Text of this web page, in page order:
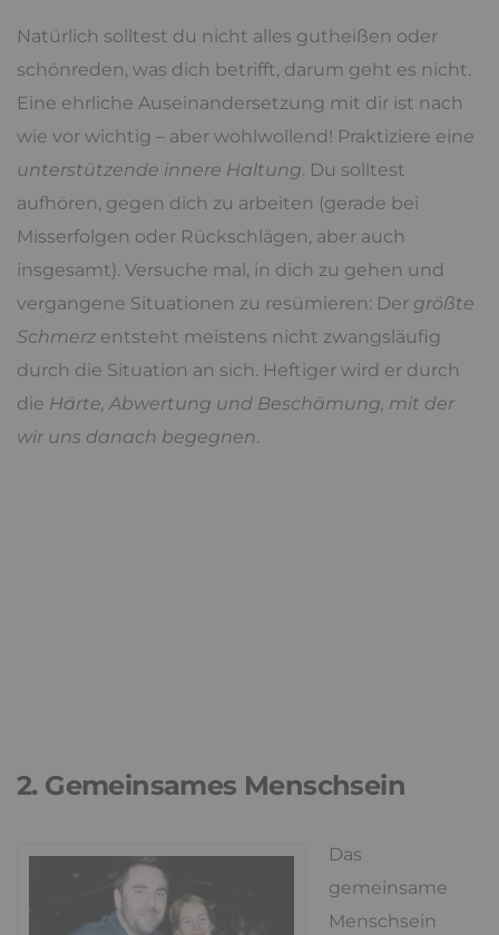
Natürlich solltest du nicht alles gutheißen oder
schönreden, was dich betrifft, darum geht es nicht.
Eine ehrliche Auseinandersetzung mit dir ist nach
wie vor wichtig – aber wohlwollend! Praktiziere eine
unterstützende innere Haltung. Du solltest
aufhören, gegen dich zu arbeiten (gerade bei
Misserfolgen oder Rückschlägen, aber auch
insgesamt). Versuche mal, in dich zu gehen und
vergangene Situationen zu resümieren: Der größte
Schmerz entsteht meistens nicht zwangsläufig
durch die Situation an sich. Heftiger wird er durch
die Härte, Abwertung und Beschämung, mit der
wir uns danach begegnen.
2. Gemeinsames Menschsein
Das
gemeinsame
Menschsein